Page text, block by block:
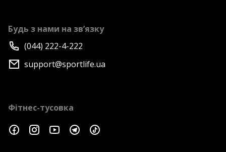
Будь з нами на зв’язку
(044) 222-4-222
support@sportlife.ua
Фітнес-тусовка